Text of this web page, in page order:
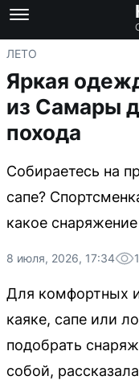
ЛЕТО
Яркая
из Самары
похода
Собираетесь на
сапе?
какое
8 июля, 2026, 17:34
Для комфортных
каяке, сапе или
подобрать
собой,